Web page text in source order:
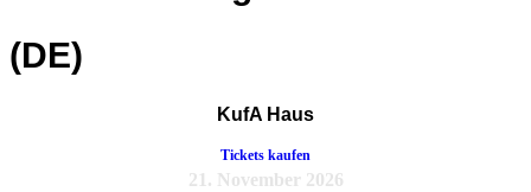
(DE)
KufA Haus
Tickets kaufen
21. November 2026